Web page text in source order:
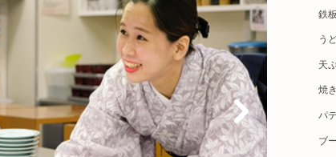
鉄
う
天
焼
パ
ブ